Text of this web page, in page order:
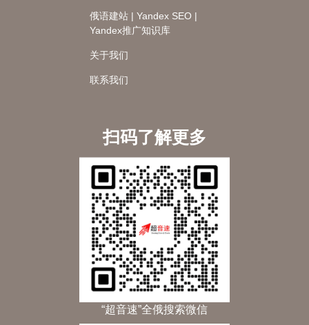
俄语建站 | Yandex SEO |
Yandex推广知识库
关于我们
联系我们
扫码了解更多
“超音速”全俄搜索微信